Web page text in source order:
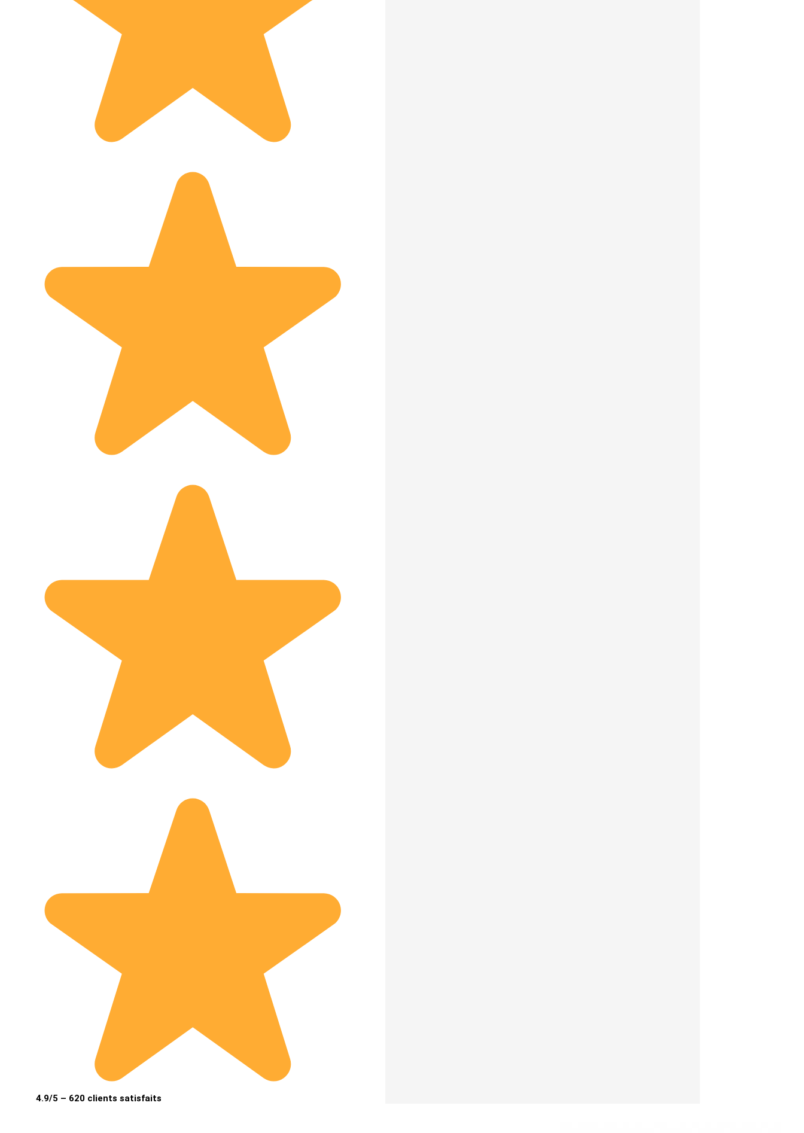
4.9/5 – 620 clients satisfaits